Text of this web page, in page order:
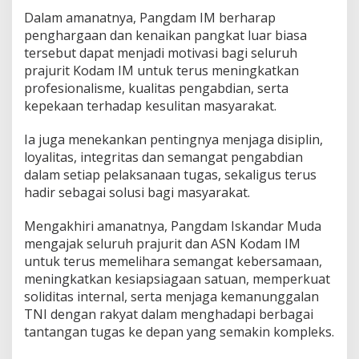
Dalam amanatnya, Pangdam IM berharap
penghargaan dan kenaikan pangkat luar biasa
tersebut dapat menjadi motivasi bagi seluruh
prajurit Kodam IM untuk terus meningkatkan
profesionalisme, kualitas pengabdian, serta
kepekaan terhadap kesulitan masyarakat.
Ia juga menekankan pentingnya menjaga disiplin,
loyalitas, integritas dan semangat pengabdian
dalam setiap pelaksanaan tugas, sekaligus terus
hadir sebagai solusi bagi masyarakat.
Mengakhiri amanatnya, Pangdam Iskandar Muda
mengajak seluruh prajurit dan ASN Kodam IM
untuk terus memelihara semangat kebersamaan,
meningkatkan kesiapsiagaan satuan, memperkuat
soliditas internal, serta menjaga kemanunggalan
TNI dengan rakyat dalam menghadapi berbagai
tantangan tugas ke depan yang semakin kompleks.